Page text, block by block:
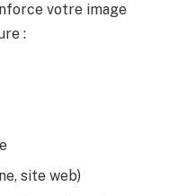
votre image
:
site web)